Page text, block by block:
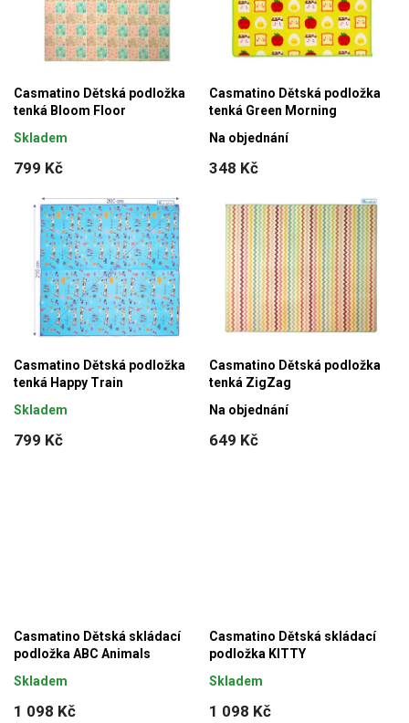
o
d
u
k
r
o
d
Casmatino Dětská podložka
tenká Bloom Floor
799 Kč
Skladem
Casmatino Dětská podložka
tenká Green Morning
348 Kč
Na objednání
Casmatino Dětská podložka
tenká Happy Train
799 Kč
Skladem
Casmatino Dětská podložka
tenká ZigZag
649 Kč
Na objednání
Casmatino Dětská skládací
podložka ABC Animals
1 098 Kč
Skladem
Casmatino Dětská skládací
podložka KITTY
1 098 Kč
Skladem